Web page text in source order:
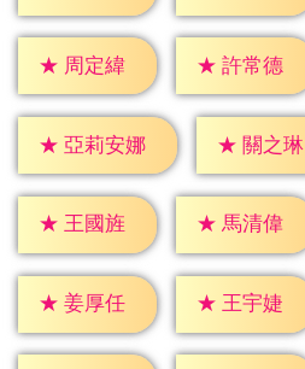
★ 周定緯 ★ 許常德
★ 亞莉安娜 ★ 關之琳
★ 王國旌 ★ 馬清偉
★ 姜厚任 ★ 王宇婕